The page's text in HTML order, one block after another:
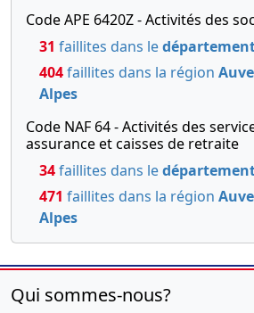
Code APE 6420Z - Activités des
31 faillites dans le
404faillites dans la région
Alpes
Code NAF 64 - Activités des
assurance et caisses de retraite
34faillites dans le
471 faillites dans la région
Alpes
Qui sommes-nous?